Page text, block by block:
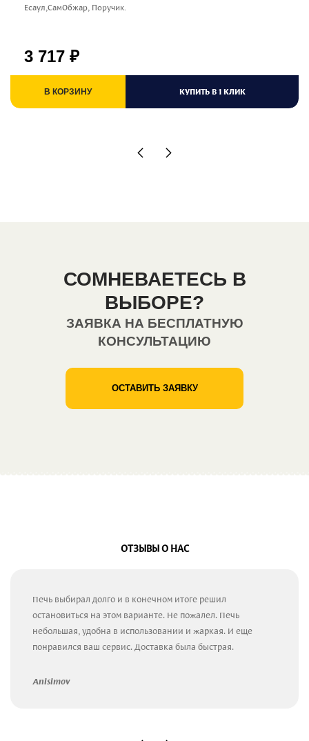
Есаул,СамОбжар, Поручик.
3 717 ₽
В КОРЗИНУ КУПИТЬ В 1 КЛИК
СОМНЕВАЕТЕСЬ В
ВЫБОРЕ?
ЗАЯВКА НА БЕСПЛАТНУЮ
КОНСУЛЬТАЦИЮ
ОСТАВИТЬ ЗАЯВКУ
ОТЗЫВЫ О НАС
Печь выбирал долго и в конечном итоге решил
остановиться на этом варианте. Не пожалел. Печь
небольшая, удобна в использовании и жаркая. И еще
понравился ваш сервис. Доставка была быстрая.
Anisimov